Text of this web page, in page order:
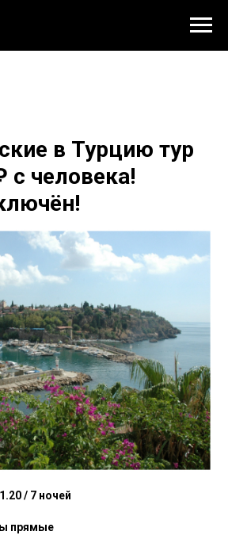
в Турцию тур
с человека!
/ 7 ночей
прямые